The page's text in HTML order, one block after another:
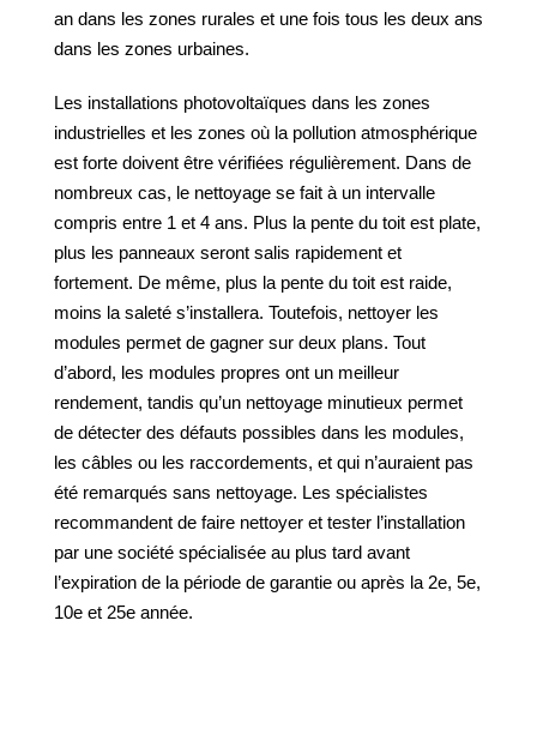
an dans les zones rurales et une fois tous les deux ans
dans les zones urbaines.
Les installations photovoltaïques dans les zones
industrielles et les zones où la pollution atmosphérique
est forte doivent être vérifiées régulièrement. Dans de
nombreux cas, le nettoyage se fait à un intervalle
compris entre 1 et 4 ans. Plus la pente du toit est plate,
plus les panneaux seront salis rapidement et
fortement. De même, plus la pente du toit est raide,
moins la saleté s’installera. Toutefois, nettoyer les
modules permet de gagner sur deux plans. Tout
d’abord, les modules propres ont un meilleur
rendement, tandis qu’un nettoyage minutieux permet
de détecter des défauts possibles dans les modules,
les câbles ou les raccordements, et qui n’auraient pas
été remarqués sans nettoyage. Les spécialistes
recommandent de faire nettoyer et tester l’installation
par une société spécialisée au plus tard avant
l’expiration de la période de garantie ou après la 2e, 5e,
10e et 25e année.